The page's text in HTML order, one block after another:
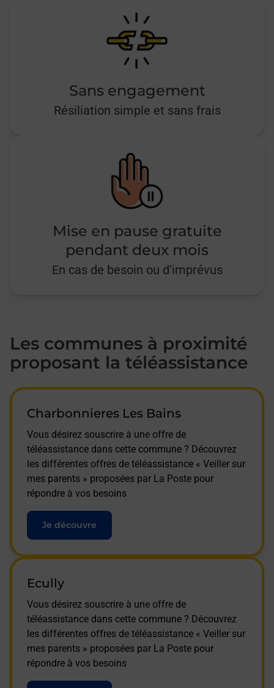
Sans engagement
Résiliation simple et sans frais
Mise en pause gratuite
pendant deux mois
En cas de besoin ou d’imprévus
Les communes à proximité
proposant la téléassistance
Charbonnieres Les Bains
Vous désirez souscrire à une offre de
téléassistance dans cette commune ? Découvrez
les différentes offres de téléassistance « Veiller sur
mes parents » proposées par La Poste pour
répondre à vos besoins
Je découvre
Ecully
Vous désirez souscrire à une offre de
téléassistance dans cette commune ? Découvrez
les différentes offres de téléassistance « Veiller sur
mes parents » proposées par La Poste pour
répondre à vos besoins